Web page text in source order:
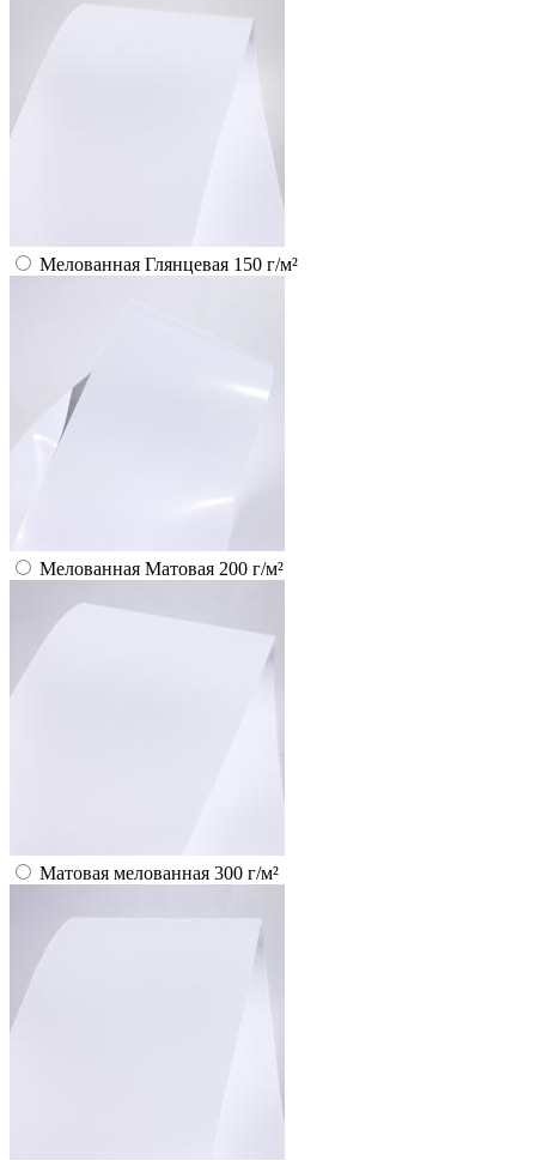
Мелованная Глянцевая 150 г/м²
Мелованная Матовая 200 г/м²
Матовая мелованная 300 г/м²